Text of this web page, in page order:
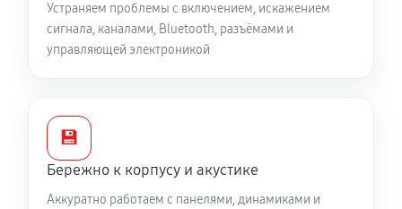
Устраняем проблемы с включением, искажением
сигнала, каналами, Bluetooth, разъёмами и
управляющей электроникой
💾
Бережно к корпусу и акустике
Аккуратно работаем с панелями, динамиками и